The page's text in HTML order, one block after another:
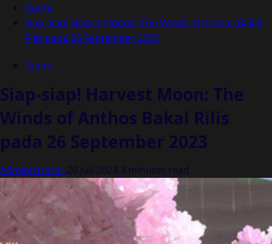
Game
Siap-siap! Harvest Moon: The Winds of Anthos Bakal
Rilis pada 26 September 2023
Game
Siap-siap! Harvest Moon: The
Winds of Anthos Bakal Rilis
pada 26 September 2023
Administrator 20 Juli 2023 3 minutes read